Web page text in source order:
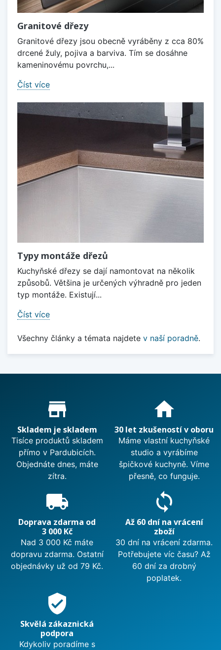
Granitové dřezy
Granitové dřezy jsou obecně vyráběny z cca 80%
drcené žuly, pojiva a barviva. Tím se dosáhne
kameninovému povrchu,...
Číst více
Typy montáže dřezů
Kuchyňské dřezy se dají namontovat na několik
způsobů. Většina je určených výhradně pro jeden
typ montáže. Existují...
Číst více
Všechny články a témata najdete v naší poradně.
Proč nakupovat u nás?
store_mall_directory
Skladem je skladem
Tisíce produktů skladem
přímo v Pardubicích.
Objednáte dnes, máte
zítra.
home
30 let zkušeností v oboru
Máme vlastní kuchyňské
studio a vyrábíme
špičkové kuchyně. Víme
přesně, co funguje.
local_shipping
Doprava zdarma od
3 000 Kč
Nad 3 000 Kč máte
dopravu zdarma. Ostatní
objednávky už od 79 Kč.
sync
Až 60 dní na vrácení
zboží
30 dní na vrácení zdarma.
Potřebujete víc času? Až
60 dní za drobný
poplatek.
verified_user
Skvělá zákaznická
podpora
Kdykoliv poradíme s